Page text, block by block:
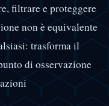
filtrare e proteggere
non è equivalente
trasforma il
di osservazione